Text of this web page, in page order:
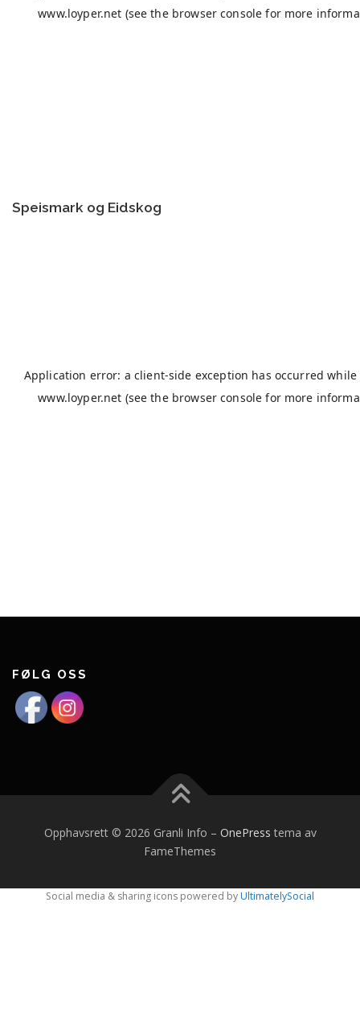
Speismark og Eidskog
FØLG OSS
Opphavsrett © 2026 Granli Info – OnePress tema av
FameThemes
Social media & sharing icons powered byUltimatelySocial